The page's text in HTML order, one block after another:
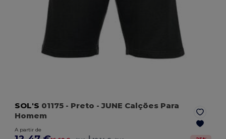
SOL'S 01175 - Preto - JUNE Calções Para
Homem
A partir de